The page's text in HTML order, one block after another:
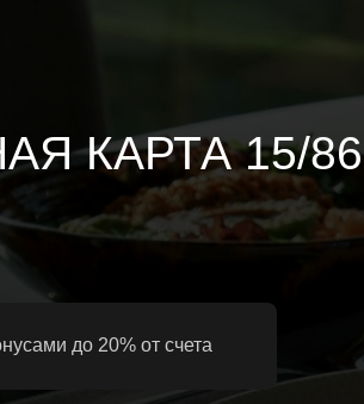
КАРТА 15/86
до 20% от счета